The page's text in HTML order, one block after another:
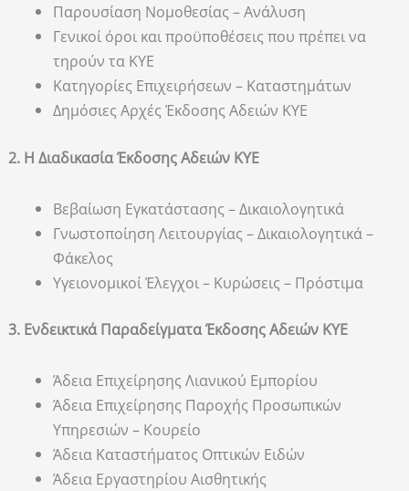
Παρουσίαση Νομοθεσίας – Ανάλυση
Γενικοί όροι και προϋποθέσεις που πρέπει να
τηρούν τα ΚΥΕ
Κατηγορίες Επιχειρήσεων – Καταστημάτων
Δημόσιες Αρχές Έκδοσης Αδειών ΚΥΕ
2. Η Διαδικασία Έκδοσης Αδειών ΚΥΕ
Βεβαίωση Εγκατάστασης – Δικαιολογητικά
Γνωστοποίηση Λειτουργίας – Δικαιολογητικά –
Φάκελος
Υγειονομικοί Έλεγχοι – Κυρώσεις – Πρόστιμα
3. Ενδεικτικά Παραδείγματα Έκδοσης Αδειών ΚΥΕ
Άδεια Επιχείρησης Λιανικού Εμπορίου
Άδεια Επιχείρησης Παροχής Προσωπικών
Υπηρεσιών – Κουρείο
Άδεια Καταστήματος Οπτικών Ειδών
Άδεια Εργαστηρίου Αισθητικής